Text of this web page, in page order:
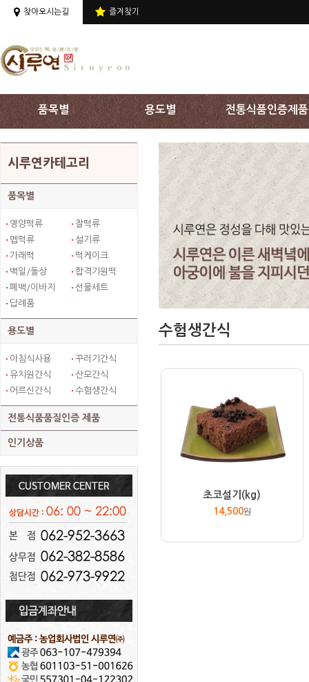
상단 주메뉴 바로가기
찾아오시는길 즐겨찾기
품목별 용도별 전통식품인증제품
시루연카테고리
품목별
영양떡류
찰떡류
멥떡류
설기류
가래떡
떡케이크
백일/돌상
합격기원떡
폐백/이바지
선물세트
답례품
용도별
아침식사용
꾸러기간식
유치원간식
산모간식
어르신간식
수험생간식
전통식품품질인증 제품
인기상품
수험생간식
초코설기(kg)
14,500원